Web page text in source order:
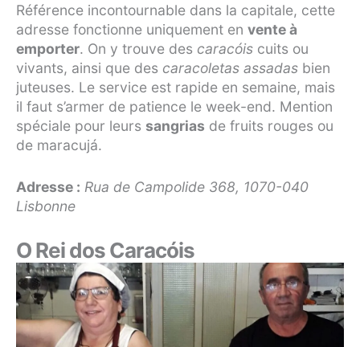
Référence incontournable dans la capitale, cette
adresse fonctionne uniquement en vente à
emporter. On y trouve des caracóis cuits ou
vivants, ainsi que des caracoletas assadas bien
juteuses. Le service est rapide en semaine, mais
il faut s’armer de patience le week-end. Mention
spéciale pour leurs sangrias de fruits rouges ou
de maracujá.
Adresse : Rua de Campolide 368, 1070-040
Lisbonne
O Rei dos Caracóis